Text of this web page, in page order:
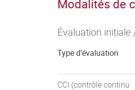
Modalités de
Évaluation
Type d'évaluation
CCI (contrôle continu